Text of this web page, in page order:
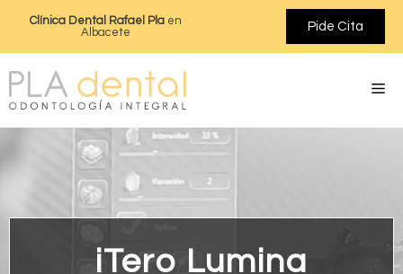
Clínica Dental Rafael Plaen
Albacete
Pide Cita
iTero Lumina